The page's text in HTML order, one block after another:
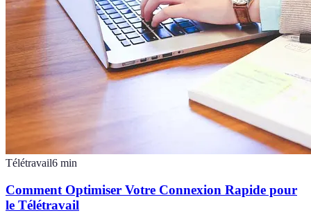
Télétravail6 min
Comment Optimiser Votre Connexion Rapide pour
le Télétravail